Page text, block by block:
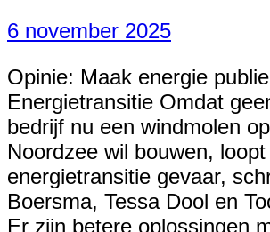
6 november 2025
Opinie: Maak energie
Energietransitie Omdat
bedrijf nu een windmolen
Noordzee wil bouwen,
energietransitie gevaar,
Boersma, Tessa Dool en
Er zijn betere oplossingen